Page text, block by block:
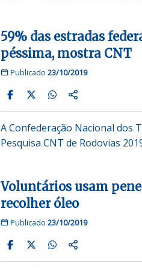
59% das estradas
péssima, mostra CNT
Publicado 23/10/2019
A Confederação Nacional dos
Pesquisa CNT de Rodovias
Voluntários usam
recolher óleo
Publicado 23/10/2019